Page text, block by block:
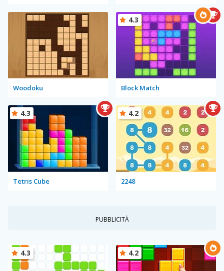
Woodoku Block Match
4.3
Tetris Cube
4.3
2248
4.2
PUBBLICITÀ
4.3 4.2